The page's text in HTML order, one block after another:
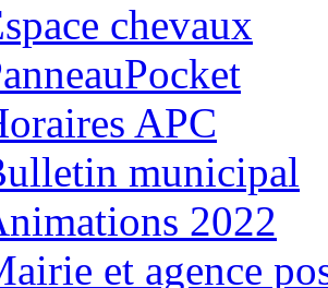
chevaux
APC
municipal
2022
et agence